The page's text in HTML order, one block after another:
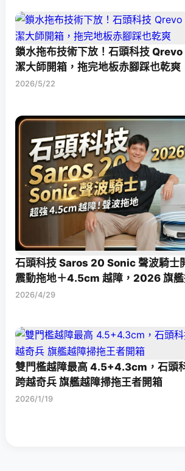
鎖水拖布技術下放！石頭科技
潔大師開箱，拖完地板赤腳踩也乾爽
2026/5/22
石頭科技 Saros 20 Sonic 聲波騎士
震動拖地＋4.5cm 越障，2026 旗
2026/4/29
雙門檻越障最高 4.5+4.3cm，石頭
跨越奇兵 旗艦越障掃拖王者開箱
2026/1/19